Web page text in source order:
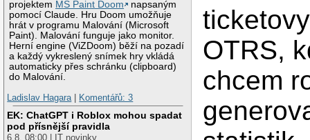
projektem MS Paint Doom
napsaným
pomocí Claude. Hru Doom umožňuje
hrát v programu Malování (Microsoft
Paint). Malování funguje jako monitor.
Herní engine (ViZDoom) běží na pozadí
a každý vykreslený snímek hry vkládá
automaticky přes schránku (clipboard)
do Malování.
Ladislav Hagara
Komentářů: 3
EK: ChatGPT i Roblox mohou spadat
pod přísnější pravidla
6.8. 08:00 | IT novinky
OTRS,
chcem